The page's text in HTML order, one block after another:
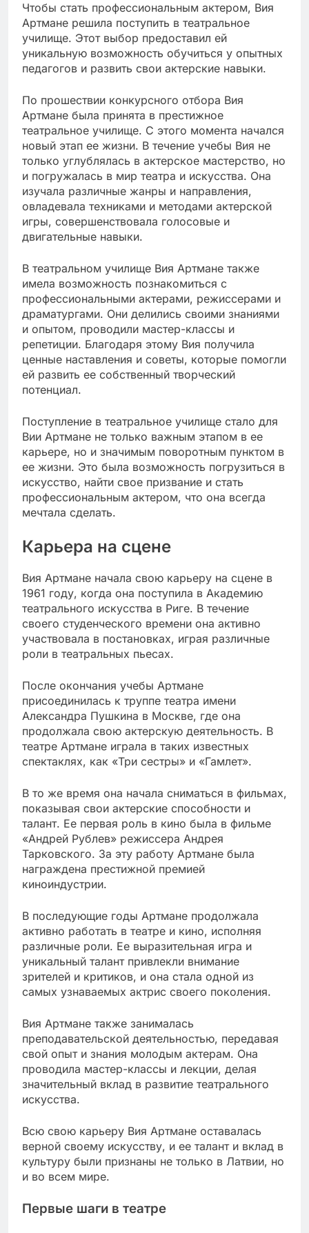
Чтобы стать профессиональным актером, Вия
Артмане решила поступить в театральное
училище. Этот выбор предоставил ей
уникальную возможность обучиться у опытных
педагогов и развить свои актерские навыки.
По прошествии конкурсного отбора Вия
Артмане была принята в престижное
театральное училище. С этого момента начался
новый этап ее жизни. В течение учебы Вия не
только углублялась в актерское мастерство, но
и погружалась в мир театра и искусства. Она
изучала различные жанры и направления,
овладевала техниками и методами актерской
игры, совершенствовала голосовые и
двигательные навыки.
В театральном училище Вия Артмане также
имела возможность познакомиться с
профессиональными актерами, режиссерами и
драматургами. Они делились своими знаниями
и опытом, проводили мастер-классы и
репетиции. Благодаря этому Вия получила
ценные наставления и советы, которые помогли
ей развить ее собственный творческий
потенциал.
Поступление в театральное училище стало для
Вии Артмане не только важным этапом в ее
карьере, но и значимым поворотным пунктом в
ее жизни. Это была возможность погрузиться в
искусство, найти свое призвание и стать
профессиональным актером, что она всегда
мечтала сделать.
Карьера на сцене
Вия Артмане начала свою карьеру на сцене в
1961 году, когда она поступила в Академию
театрального искусства в Риге. В течение
своего студенческого времени она активно
участвовала в постановках, играя различные
роли в театральных пьесах.
После окончания учебы Артмане
присоединилась к труппе театра имени
Александра Пушкина в Москве, где она
продолжала свою актерскую деятельность. В
театре Артмане играла в таких известных
спектаклях, как «Три сестры» и «Гамлет».
В то же время она начала сниматься в фильмах,
показывая свои актерские способности и
талант. Ее первая роль в кино была в фильме
«Андрей Рублев» режиссера Андрея
Тарковского. За эту работу Артмане была
награждена престижной премией
киноиндустрии.
В последующие годы Артмане продолжала
активно работать в театре и кино, исполняя
различные роли. Ее выразительная игра и
уникальный талант привлекли внимание
зрителей и критиков, и она стала одной из
самых узнаваемых актрис своего поколения.
Вия Артмане также занималась
преподавательской деятельностью, передавая
свой опыт и знания молодым актерам. Она
проводила мастер-классы и лекции, делая
значительный вклад в развитие театрального
искусства.
Всю свою карьеру Вия Артмане оставалась
верной своему искусству, и ее талант и вклад в
культуру были признаны не только в Латвии, но
и во всем мире.
Первые шаги в театре